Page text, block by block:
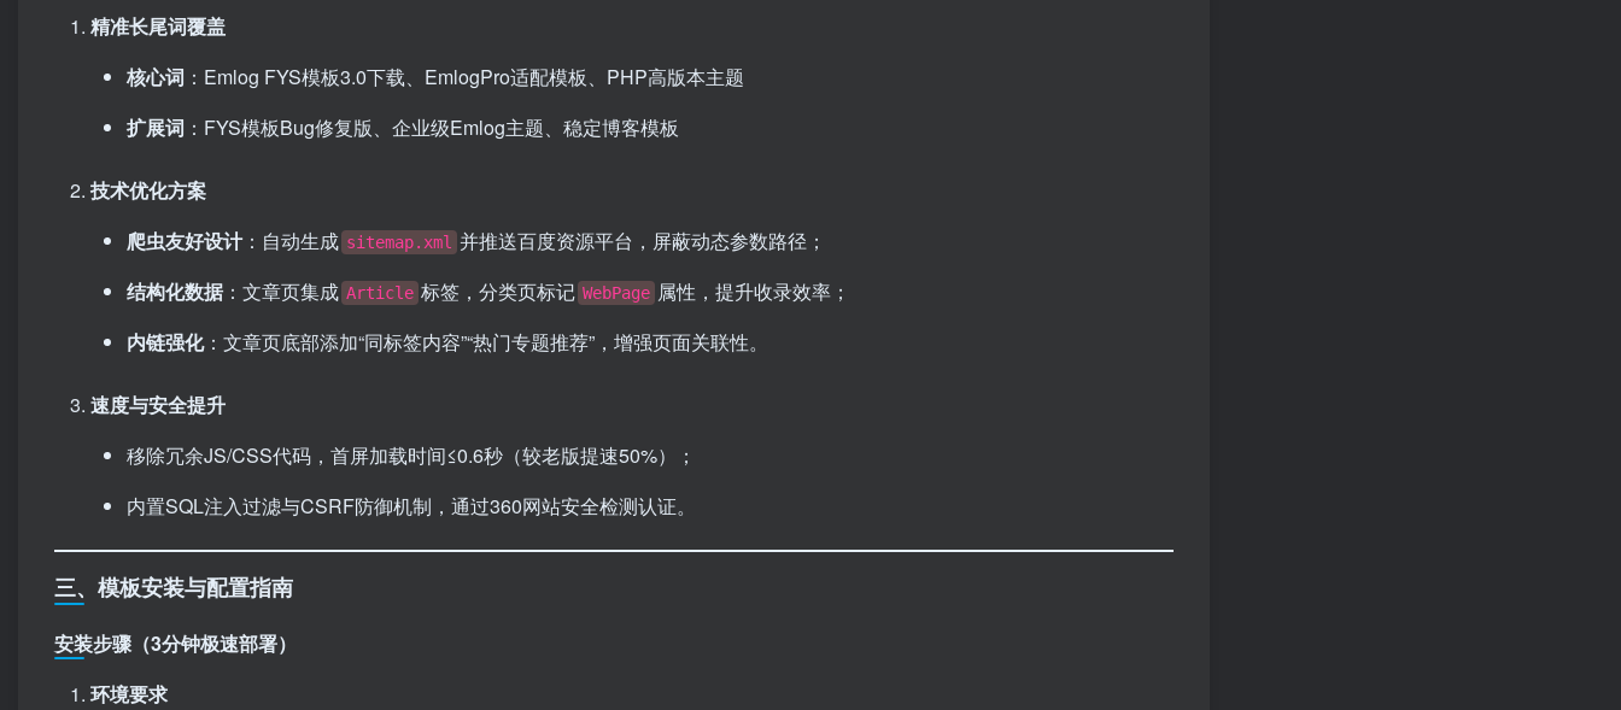
精准长尾词覆盖
核心词 ：Emlog FYS模板3.0下载、EmlogPro适配模板、PHP高版本主题
扩展词 ：FYS模板Bug修复版、企业级Emlog主题、稳定博客模板
技术优化方案
爬虫友好设计：自动生成 sitemap.xml 并推送百度资源平台，屏蔽动态参数路径；
结构化数据：文章页集成 Article 标签，分类页标记 WebPage 属性，提升收录效率；
内链强化：文章页底部添加“同标签内容”“热门专题推荐”，增强页面关联性。
速度与安全提升
移除冗余JS/CSS代码，首屏加载时间≤0.6秒（较老版提速50%）；
内置SQL注入过滤与CSRF防御机制，通过360网站安全检测认证。
三、模板安装与配置指南
安装步骤（3分钟极速部署）
环境要求